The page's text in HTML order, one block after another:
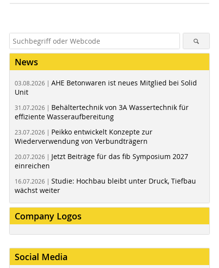
News
03.08.2026 | AHE Betonwaren ist neues Mitglied bei Solid
Unit
31.07.2026 | Behältertechnik von 3A Wassertechnik für
effiziente Wasseraufbereitung
23.07.2026 | Peikko entwickelt Konzepte zur
Wiederverwendung von Verbundträgern
20.07.2026 | Jetzt Beiträge für das fib Symposium 2027
einreichen
16.07.2026 | Studie: Hochbau bleibt unter Druck, Tiefbau
wächst weiter
Company Logos
Social Media